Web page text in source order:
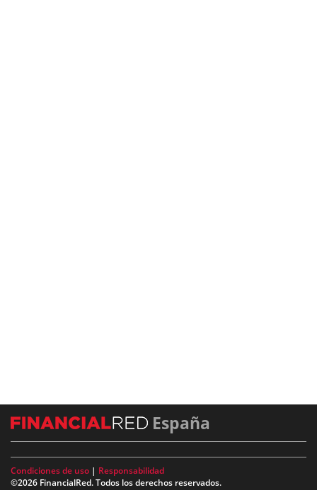
España
Condiciones de uso | Responsabilidad
©2026 FinancialRed. Todos los derechos reservados.